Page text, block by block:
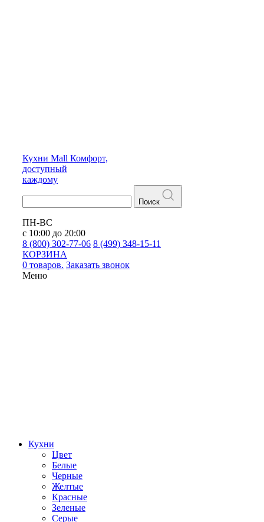
Кухни Mall Комфорт,
доступный
каждому
Поиск
ПН-ВС
с 10:00 до 20:00
8 (800) 302-77-06 8 (499) 348-15-11
КОРЗИНА
0 товаров. Заказать звонок
Меню
Кухни
Цвет
Белые
Черные
Желтые
Красные
Зеленые
Серые